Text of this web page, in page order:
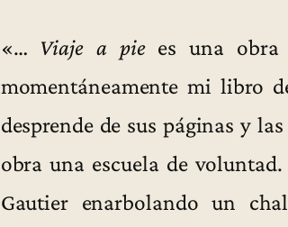
«… Viaje a piees una obra
momentáneamente mi libro
desprende de sus páginas y
obra una escuela de
Gautier enarbolando un